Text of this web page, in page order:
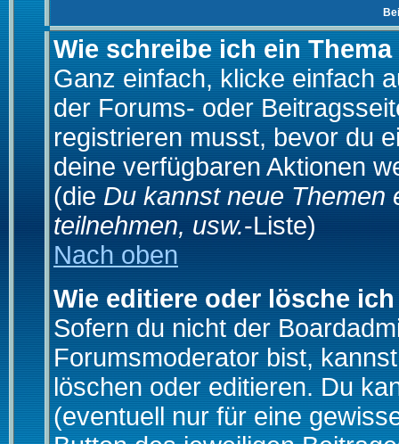
Wie schreibe ich ein
Ganz einfach, klicke einfach
der Forums- oder
registrieren musst, bevor du
deine verfügbaren Aktionen
(die Du kannst neue Themen
teilnehmen, usw.-Liste)
Nach oben
Wie editiere oder lösche
Sofern du nicht der
Forumsmoderator bist,
löschen oder editieren. Du
(eventuell nur für eine